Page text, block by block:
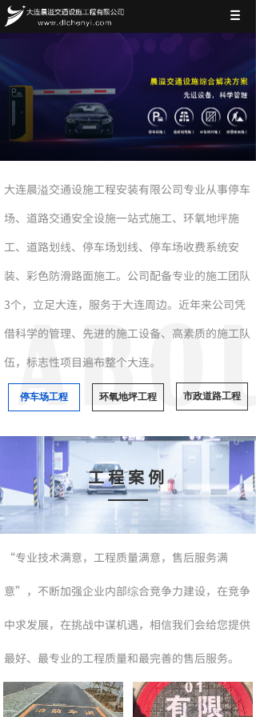
大连晨溢交通设施工程安装有限公司专业从事停车
场、道路交通安全设施一站式施工、环氧地坪施
工、道路划线、停车场划线、停车场收费系统安
装、彩色防滑路面施工。公司配备专业的施工团队
3个，立足大连，服务于大连周边。近年来公司凭
借科学的管理、先进的施工设备、高素质的施工队
伍，标志性项目遍布整个大连。
停车场工程 环氧地坪工程 市政道路工程
工程案例
“专业技术满意，工程质量满意，售后服务满
意”，不断加强企业内部综合竞争力建设，在竞争
中求发展，在挑战中谋机遇，相信我们会给您提供
最好、最专业的工程质量和最完善的售后服务。